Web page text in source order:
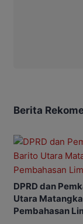
Berita
DPRD dan
Utara
Pembahasan